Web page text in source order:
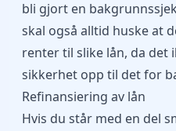
bli gjort en
skal også alltid huske at
renter til slike lån, da det
sikkerhet opp til det for
Refinansiering av lån
Hvis du står med en del